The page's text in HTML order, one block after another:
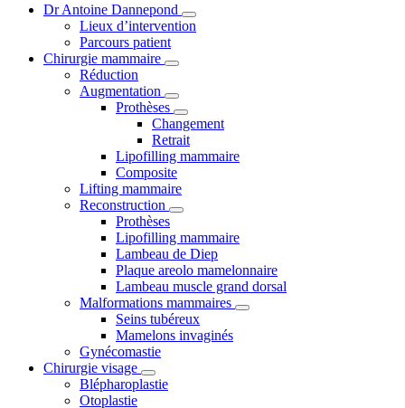
Dr Antoine Dannepond
Lieux d’intervention
Parcours patient
Chirurgie mammaire
Réduction
Augmentation
Prothèses
Changement
Retrait
Lipofilling mammaire
Composite
Lifting mammaire
Reconstruction
Prothèses
Lipofilling mammaire
Lambeau de Diep
Plaque areolo mamelonnaire
Lambeau muscle grand dorsal
Malformations mammaires
Seins tubéreux
Mamelons invaginés
Gynécomastie
Chirurgie visage
Blépharoplastie
Otoplastie